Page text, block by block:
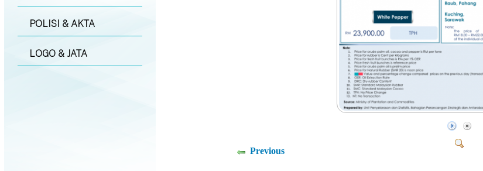
POLISI & AKTA
LOGO & JATA
Previous